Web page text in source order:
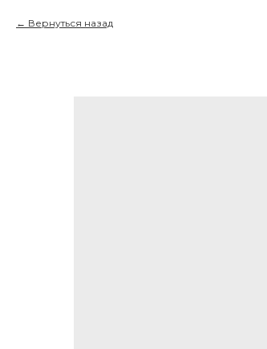
Вернуться назад